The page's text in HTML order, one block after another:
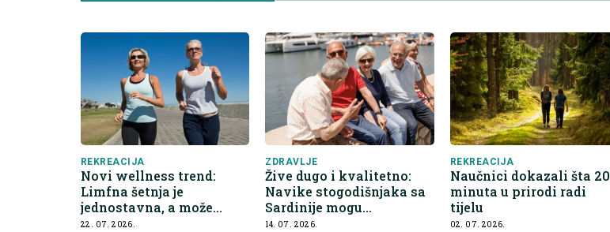
REKREACIJA
Novi wellness trend:
Limfna šetnja je
jednostavna, a može
imati brojne koristi
22. 07. 2026.
ZDRAVLJE
Žive dugo i kvalitetno:
Navike stogodišnjaka sa
Sardinije mogu
promijeniti pogled na
14. 07. 2026.
REKREACIJA
Naučnici dokazali šta 20
minuta u prirodi radi
tijelu
02. 07. 2026.